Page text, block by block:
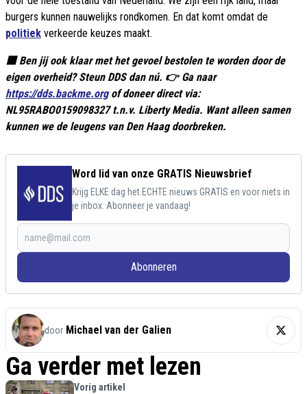
burgers kunnen nauwelijks rondkomen. En dat komt omdat de
politiek verkeerde keuzes maakt.
🟥 Ben jij ook klaar met het gevoel bestolen te worden door de
eigen overheid? Steun DDS dan nú. 👉 Ga naar
https://dds.backme.orgof doneer direct via:
NL95RABO0159098327 t.n.v. Liberty Media. Want alleen samen
kunnen we de leugens van Den Haag doorbreken.
Word lid van onze GRATIS Nieuwsbrief
Krijg ELKE dag het ECHTE nieuws GRATIS en voor niets in
je inbox. Abonneer je vandaag!
Abonneren
door Michael van der Galien
Ga verder met lezen
Vorig artikel